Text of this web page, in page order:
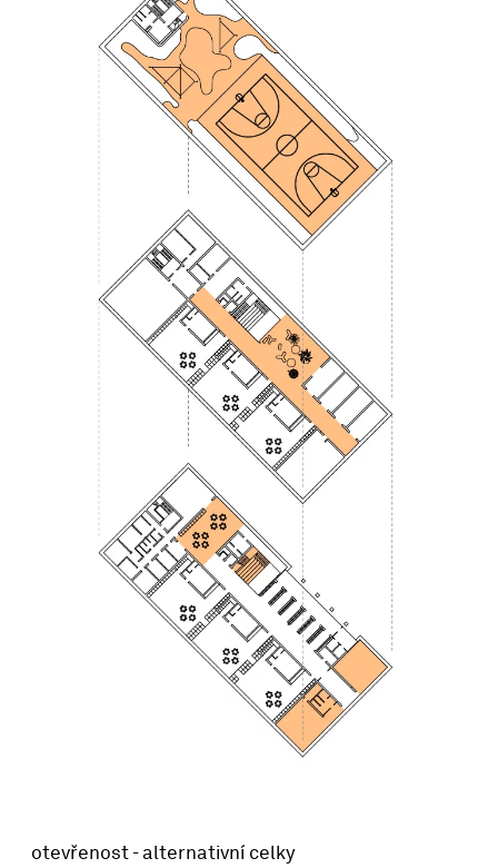
otevřenost - alternativní celky